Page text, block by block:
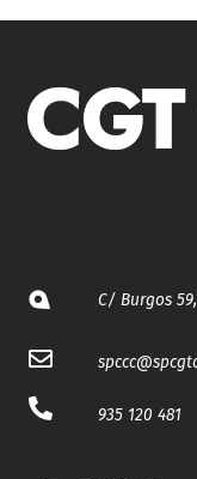
C/ Burgos
spccc@
935 120 481